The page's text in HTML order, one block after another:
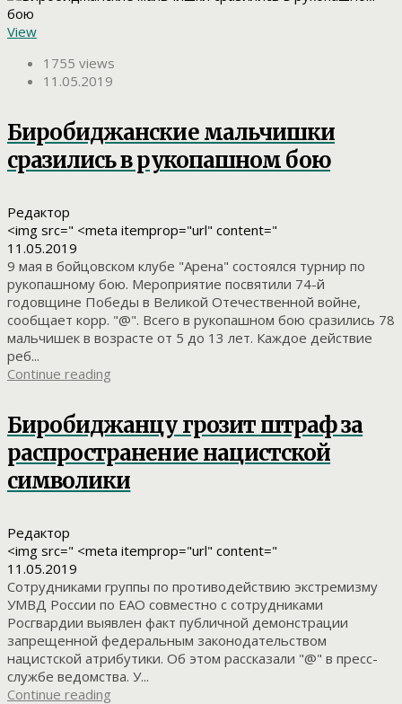
View
1755 views
11.05.2019
Биробиджанские мальчишки
сразились в рукопашном бою
Редактор
<img src=" <meta itemprop="url" content="
11.05.2019
9 мая в бойцовском клубе "Арена" состоялся турнир по
рукопашному бою. Мероприятие посвятили 74-й
годовщине Победы в Великой Отечественной войне,
сообщает корр. "@". Всего в рукопашном бою сразились 78
мальчишек в возрасте от 5 до 13 лет. Каждое действие
реб...
Continue reading
Биробиджанцу грозит штраф за
распространение нацистской
символики
Редактор
<img src=" <meta itemprop="url" content="
11.05.2019
Сотрудниками группы по противодействию экстремизму
УМВД России по ЕАО совместно с сотрудниками
Росгвардии выявлен факт публичной демонстрации
запрещенной федеральным законодательством
нацистской атрибутики. Об этом рассказали "@" в пресс-
службе ведомства. У...
Continue reading